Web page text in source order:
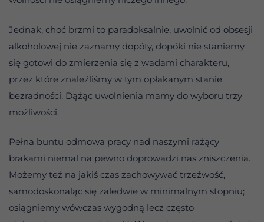
Jednak, choć brzmi to paradoksalnie, uwolnić od obsesji
alkoholowej nie zaznamy dopóty, dopóki nie staniemy
się gotowi do zmierzenia się z wadami charakteru,
przez które znaleźliśmy w tym opłakanym stanie
bezradności. Dążąc uwolnienia mamy do wyboru trzy
możliwości.
Pełna buntu odmowa pracy nad naszymi rażący
brakami niemal na pewno doprowadzi nas zniszczenia.
Możemy też na jakiś czas zachowywać trzeźwość,
samodoskonaląc się zaledwie w minimalnym stopniu;
osiągniemy wówczas wygodną lecz często